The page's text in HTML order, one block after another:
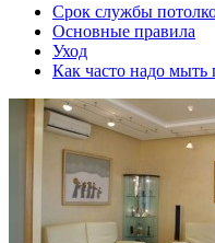
Срок службы
Основные правила
Уход
Как часто надо мыть